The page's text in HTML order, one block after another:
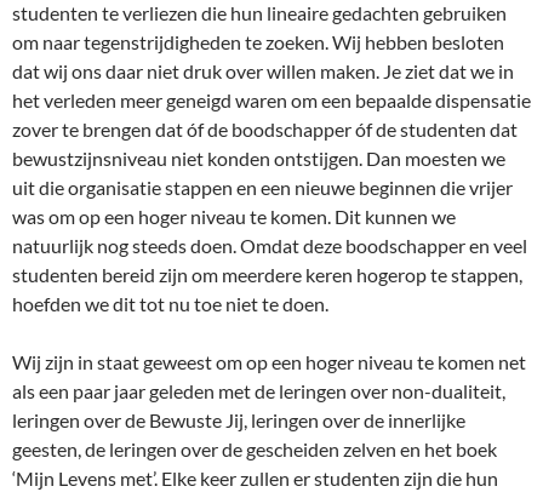
studenten te verliezen die hun lineaire gedachten gebruiken
om naar tegenstrijdigheden te zoeken. Wij hebben besloten
dat wij ons daar niet druk over willen maken. Je ziet dat we in
het verleden meer geneigd waren om een bepaalde dispensatie
zover te brengen dat óf de boodschapper óf de studenten dat
bewustzijnsniveau niet konden ontstijgen. Dan moesten we
uit die organisatie stappen en een nieuwe beginnen die vrijer
was om op een hoger niveau te komen. Dit kunnen we
natuurlijk nog steeds doen. Omdat deze boodschapper en veel
studenten bereid zijn om meerdere keren hogerop te stappen,
hoefden we dit tot nu toe niet te doen.
Wij zijn in staat geweest om op een hoger niveau te komen net
als een paar jaar geleden met de leringen over non-dualiteit,
leringen over de Bewuste Jij, leringen over de innerlijke
geesten, de leringen over de gescheiden zelven en het boek
‘Mijn Levens met’. Elke keer zullen er studenten zijn die hun